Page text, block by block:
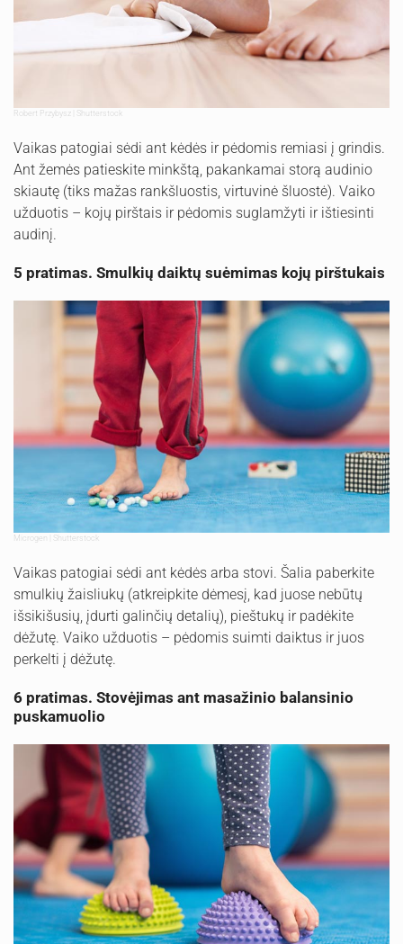
Robert Przybysz | Shutterstock
Vaikas patogiai sėdi ant kėdės ir pėdomis remiasi į grindis.
Ant žemės patieskite minkštą, pakankamai storą audinio
skiautę (tiks mažas rankšluostis, virtuvinė šluostė). Vaiko
užduotis – kojų pirštais ir pėdomis suglamžyti ir ištiesinti
audinį.
5 pratimas. Smulkių daiktų suėmimas kojų pirštukais
Microgen | Shutterstock
Vaikas patogiai sėdi ant kėdės arba stovi. Šalia paberkite
smulkių žaisliukų (atkreipkite dėmesį, kad juose nebūtų
išsikišusių, įdurti galinčių detalių), pieštukų ir padėkite
dėžutę. Vaiko užduotis – pėdomis suimti daiktus ir juos
perkelti į dėžutę.
6 pratimas. Stovėjimas ant masažinio balansinio
puskamuolio